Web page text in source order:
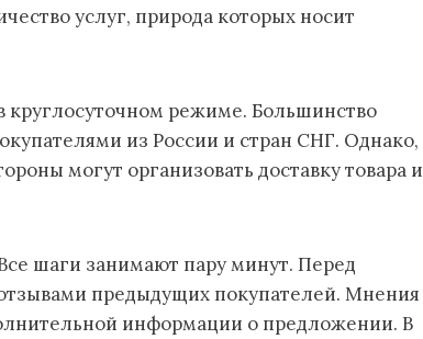
услуг, природа которых носит
режиме. Большинство
из России и стран СНГ. Однако,
могут организовать доставку товара и
шаги занимают пару минут. Перед
предыдущих покупателей. Мнения
информации о предложении. В